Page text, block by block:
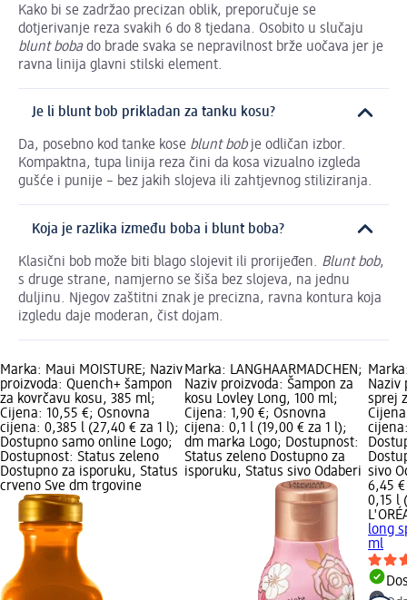
Kako bi se zadržao precizan oblik, preporučuje se
dotjerivanje reza svakih 6 do 8 tjedana. Osobito u slučaju
blunt boba do brade svaka se nepravilnost brže uočava jer je
ravna linija glavni stilski element.
Je li blunt bob prikladan za tanku kosu?
Da, posebno kod tanke kose blunt bobje odličan izbor.
Kompaktna, tupa linija reza čini da kosa vizualno izgleda
gušće i punije – bez jakih slojeva ili zahtjevnog stiliziranja.
Koja je razlika između boba i blunt boba?
Klasični bob može biti blago slojevit ili prorijeđen. Blunt bob,
s druge strane, namjerno se šiša bez slojeva, na jednu
duljinu. Njegov zaštitni znak je precizna, ravna kontura koja
izgledu daje moderan, čist dojam.
Marka: Maui MOISTURE; Naziv
proizvoda: Quench+ šampon
za kovrčavu kosu, 385 ml;
Cijena: 10,55 €; Osnovna
cijena: 0,385 l (27,40 € za 1 l);
Dostupno samo online Logo;
Dostupnost: Status zeleno
Dostupno za isporuku, Status
crveno Sve dm trgovine
Marka: LANGHAARMÄDCHEN;
Naziv proizvoda: Šampon za
kosu Lovley Long, 100 ml;
Cijena: 1,90 €; Osnovna
cijena: 0,1 l (19,00 € za 1 l);
dm marka Logo; Dostupnost:
Status zeleno Dostupno za
isporuku, Status sivo Odaberi
Naziv
sprej
sivo
6,45 €
0,15 l
long
ml